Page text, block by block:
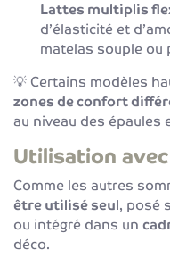
Lattes multiplis
d’élasticité et
matelas souple ou
💡 Certains modèles
zones de confort
au niveau des épaules
Utilisation
Comme les autres
être utilisé seul, posé
ou intégré dans un
déco.